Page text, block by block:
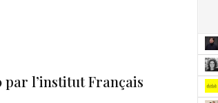
par l’institut Français